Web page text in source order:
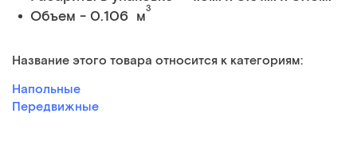
Объем - 0.106 м3
Название этого товара относится к категориям:
Напольные
Передвижные